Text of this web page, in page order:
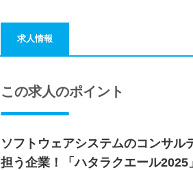
求人情報
この求人のポイント
ソフトウェアシステムのコンサル
担う企業！「ハタラクエール